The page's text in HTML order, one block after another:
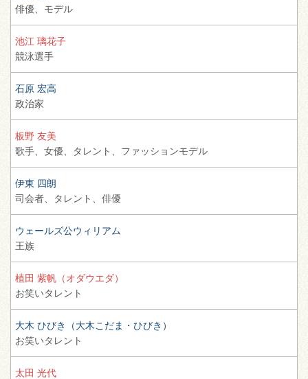
俳優、 モデル
池江 璃花子
競泳選手
石原 宏高
政治家
板野 友美
歌手、 女優、 タレント、 ファッションモデル
伊東 四朗
司会者、
タレント、 俳優
ウェールズ公ウィリアム
王族
植田 紫帆（オダウエダ）
お笑いタレント
大木 ひびき（大木こだま・ひびき）
お笑いタレント
太田 光代